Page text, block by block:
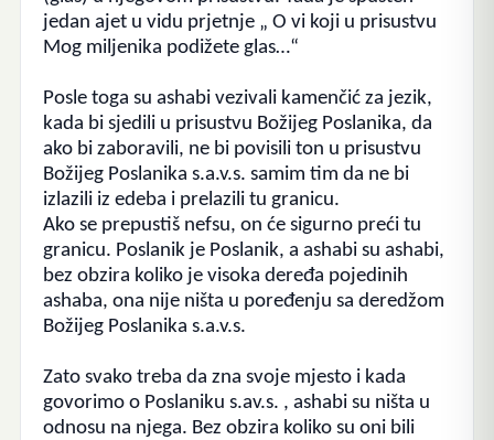
jedan ajet u vidu prjetnje „ O vi koji u prisustvu
Mog miljenika podižete glas…“
Posle toga su ashabi vezivali kamenčić za jezik,
kada bi sjedili u prisustvu Božijeg Poslanika, da
ako bi zaboravili, ne bi povisili ton u prisustvu
Božijeg Poslanika s.a.v.s. samim tim da ne bi
izlazili iz edeba i prelazili tu granicu.
Ako se prepustiš nefsu, on će sigurno preći tu
granicu. Poslanik je Poslanik, a ashabi su ashabi,
bez obzira koliko je visoka deređa pojedinih
ashaba, ona nije ništa u poređenju sa deredžom
Božijeg Poslanika s.a.v.s.
Zato svako treba da zna svoje mjesto i kada
govorimo o Poslaniku s.av.s. , ashabi su ništa u
odnosu na njega. Bez obzira koliko su oni bili